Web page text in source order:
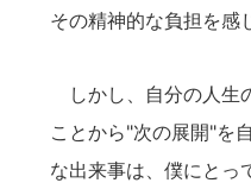
その精神的な負担を感
しかし、自分の人生
ことから"次の展開"を
な出来事は、僕にとっ